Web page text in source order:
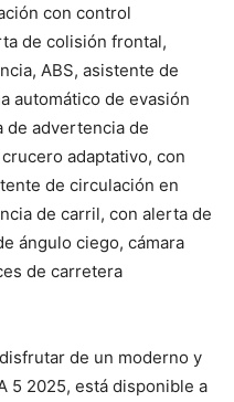
con control
de colisión frontal,
ABS, asistente de
automático de evasión
de advertencia de
adaptativo, con
de circulación en
de carril, con alerta de
ángulo ciego, cámara
de carretera
de un moderno y
5 2025, está disponible a